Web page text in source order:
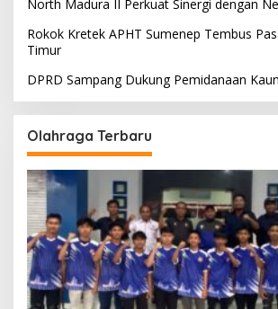
North Madura II Perkuat Sinergi dengan
Rokok Kretek APHT Sumenep Tembus
Timur
DPRD Sampang Dukung Pemidanaan
Olahraga Terbaru